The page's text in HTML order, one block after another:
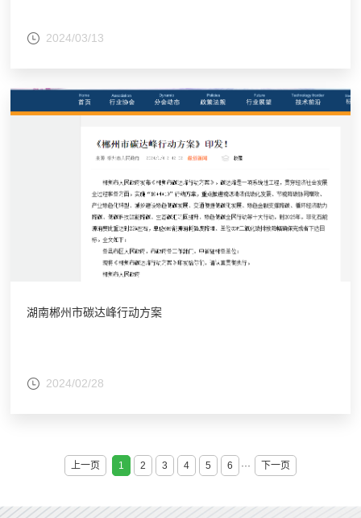
2024/03/13
湖南郴州市碳达峰行动方案
2024/02/28
上一页 1 2 3 4 5 6 ··· 下一页